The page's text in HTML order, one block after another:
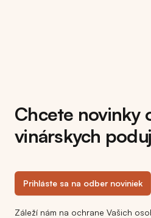
Chcete novinky
vinárskych
Prihláste sa na odber noviniek
Záleží nám na ochrane Vašich